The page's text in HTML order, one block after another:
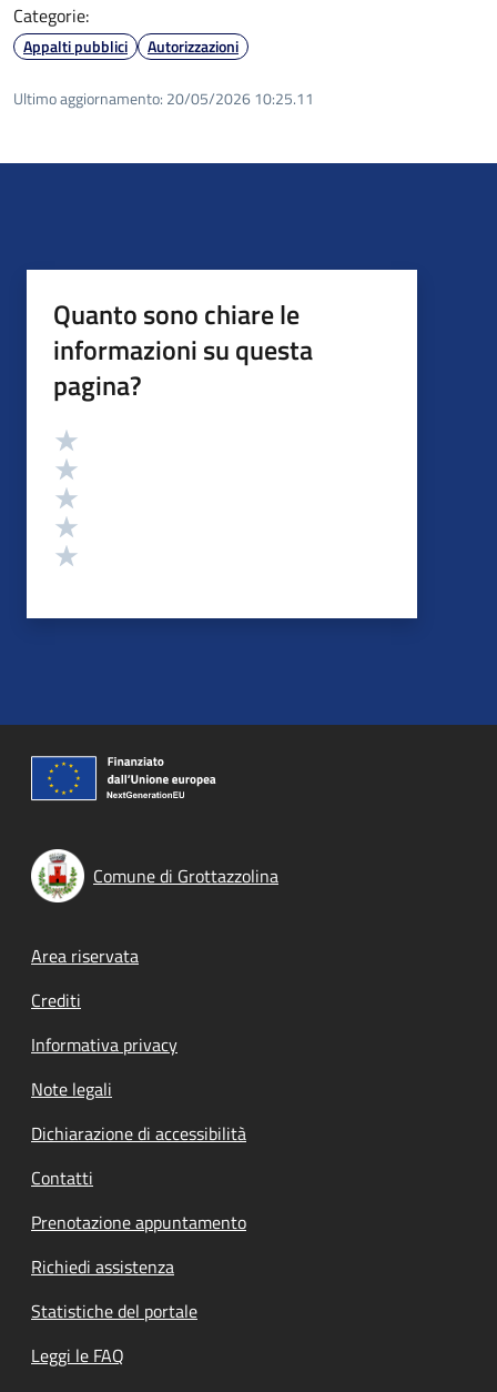
Categorie:
Appalti pubblici Autorizzazioni
Ultimo aggiornamento: 20/05/2026 10:25.11
Quanto sono chiare le
informazioni su questa
pagina?
Valutazione
Comune di Grottazzolina
Footer menu
Area riservata
Crediti
Informativa privacy
Note legali
Dichiarazione di accessibilità
Contatti
Prenotazione appuntamento
Richiedi assistenza
Statistiche del portale
Leggi le FAQ